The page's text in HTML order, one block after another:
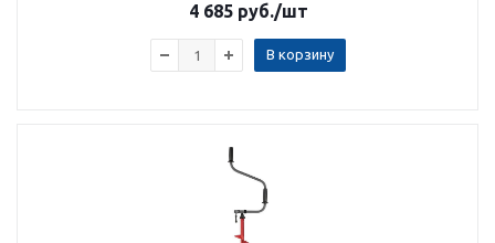
4 685 руб./шт
В корзину